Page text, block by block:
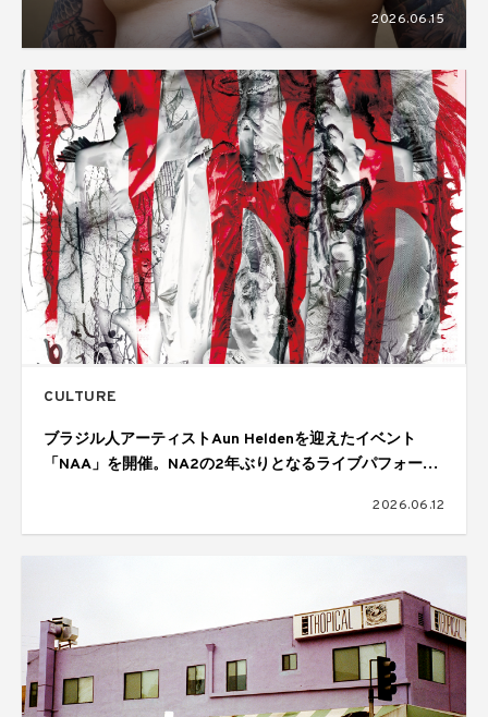
2026.06.15
CULTURE
ブラジル人アーティストAun Heldenを迎えたイベント
「NAA」を開催。NA2の2年ぶりとなるライブパフォーマ
2026.06.12